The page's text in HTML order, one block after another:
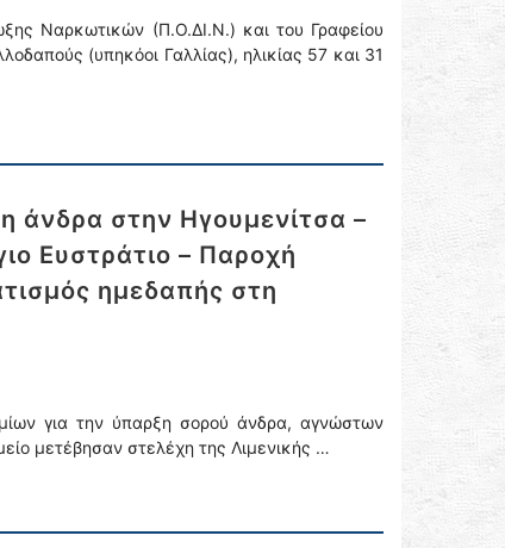
Ναρκωτικών (Π.Ο.ΔΙ.Ν.) και του Γραφείου
(υπηκόοι Γαλλίας), ηλικίας 57 και 31
άνδρα στην Ηγουμενίτσα –
Ευστράτιο – Παροχή
ημεδαπής στη
για την ύπαρξη σορού άνδρα, αγνώστων
μετέβησαν στελέχη της Λιμενικής …